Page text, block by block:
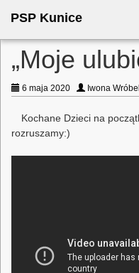
PSP Kunice
„Moje
6 maja 2020 Iwona Wróbel
Kochane Dzieci na
rozruszamy:)